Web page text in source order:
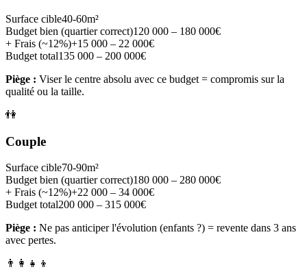
Surface cible40-60m²
Budget bien (quartier correct)120 000 – 180 000€
+ Frais (~12%)+15 000 – 22 000€
Budget total135 000 – 200 000€
Piège : Viser le centre absolu avec ce budget = compromis sur la
qualité ou la taille.
👫
Couple
Surface cible70-90m²
Budget bien (quartier correct)180 000 – 280 000€
+ Frais (~12%)+22 000 – 34 000€
Budget total200 000 – 315 000€
Piège : Ne pas anticiper l'évolution (enfants ?) = revente dans 3 ans
avec pertes.
👨‍👩‍👧‍👦